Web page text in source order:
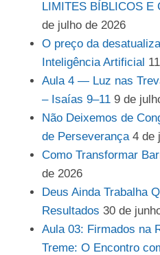
LIMITES BÍBLICOS E
de julho de 2026
O preço da
Inteligência Artificial
Aula 4 — Luz nas
– Isaías 9–11 9 de
Não Deixemos de
de Perseverança 4 de
Como Transformar
de 2026
Deus Ainda Trabalha
Resultados 30 de
Aula 03: Firmados na
Treme: O Encontro